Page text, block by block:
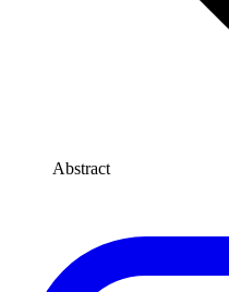
Abstract